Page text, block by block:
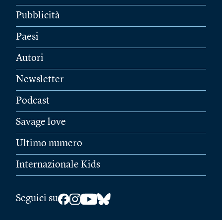
Pubblicità
Paesi
Autori
Newsletter
Podcast
Savage love
Ultimo numero
Internazionale Kids
Seguici su